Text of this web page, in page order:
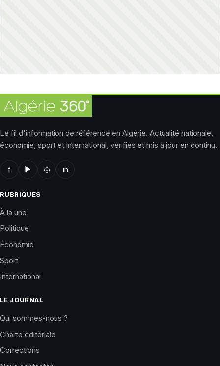
Le fil d'information de référence en Algérie. Actualité nationale,
économie, sport et international, vérifiés et mis à jour en continu.
f ▶ ◎ in
RUBRIQUES
À la une
Politique
Économie
Sport
International
LE JOURNAL
Qui sommes-nous ?
Charte éditoriale
Corrections